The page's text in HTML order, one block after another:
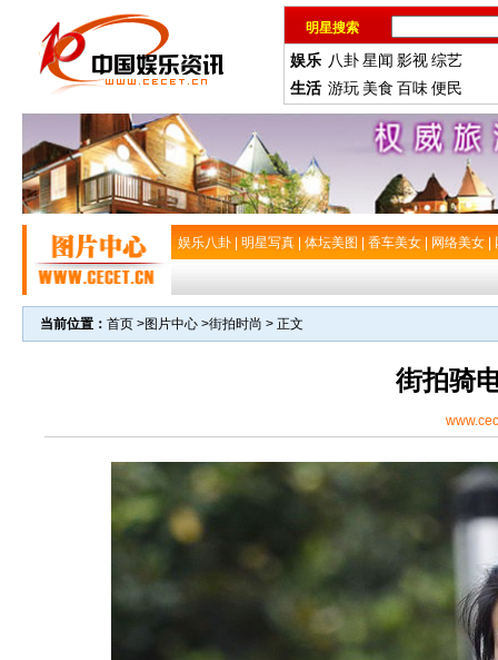
明星搜索
娱乐 八卦星闻 影视综艺
生活 游玩 美食 百味便民
娱乐八卦 明星写真 体坛美图 香车美女 网络美女
当前位置： 首页 >图片中心 >街拍时尚 > 正文
街拍骑